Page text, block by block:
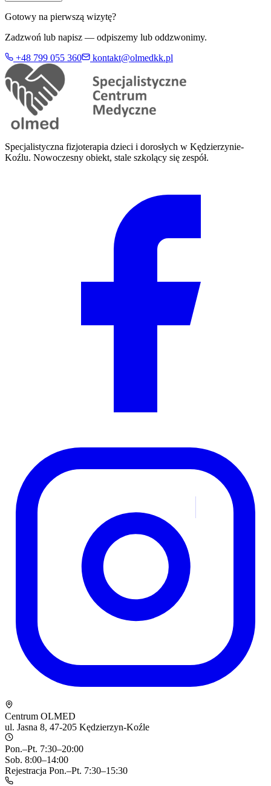
Gotowy na pierwszą wizytę?
Zadzwoń lub napisz — odpiszemy lub oddzwonimy.
+48 799 055 360
kontakt@olmedkk.pl
Specjalistyczna fizjoterapia dzieci i dorosłych w Kędzierzynie-
Koźlu. Nowoczesny obiekt, stale szkolący się zespół.
Centrum OLMED
ul. Jasna 8, 47-205 Kędzierzyn-Koźle
Pon.–Pt. 7:30–20:00
Sob. 8:00–14:00
Rejestracja Pon.–Pt. 7:30–15:30